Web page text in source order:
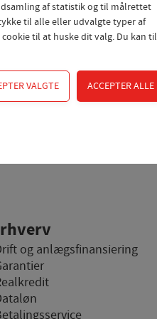
og anlægsfinansiering
af statistik og til målrettet
til alle eller udvalgte typer af
til at huske dit valg. Du kan til
adgangskontrol samt
af flere hjemmesider og
på en hjemmeside - dvs. vise